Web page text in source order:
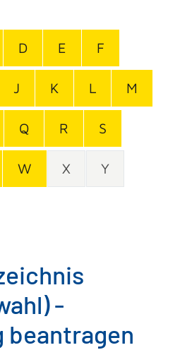
D E F
J K L M
Q R S
W X Y
-
beantragen